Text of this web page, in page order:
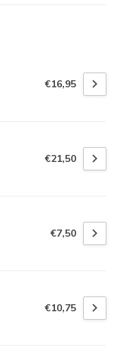
€16,95
€21,50
€7,50
€10,75